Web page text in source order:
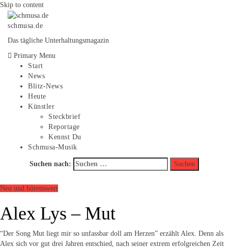
Skip to content
schmusa.de
Das tägliche Unterhaltungsmagazin
Primary Menu
Start
News
Blitz-News
Heute
Künstler
Steckbrief
Reportage
Kennst Du
Schmusa-Musik
Suchen nach:
Neu und hörenswert
Alex Lys – Mut
“Der Song Mut liegt mir so unfassbar doll am Herzen” erzählt Alex. Denn als
Alex sich vor gut drei Jahren entschied, nach seiner extrem erfolgreichen Zeit